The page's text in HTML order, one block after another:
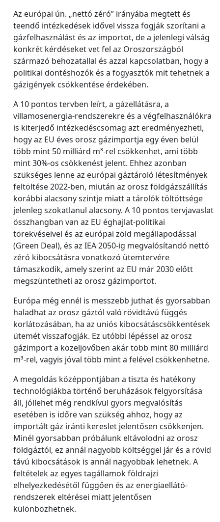
Az európai ún. „nettó zéró” irányába megtett és
teendő intézkedések idővel vissza fogják szorítani a
gázfelhasználást és az importot, de a jelenlegi válság
konkrét kérdéseket vet fel az Oroszországból
származó behozatallal és azzal kapcsolatban, hogy a
politikai döntéshozók és a fogyasztók mit tehetnek a
gázigények csökkentése érdekében.
A 10 pontos tervben leírt, a gázellátásra, a
villamosenergia-rendszerekre és a végfelhasználókra
is kiterjedő intézkedéscsomag azt eredményezheti,
hogy az EU éves orosz gázimportja egy éven belül
több mint 50 milliárd m³-rel csökkenhet, ami több
mint 30%-os csökkenést jelent. Ehhez azonban
szükséges lenne az európai gáztároló létesítmények
feltöltése 2022-ben, miután az orosz földgázszállítás
korábbi alacsony szintje miatt a tárolók töltöttsége
jelenleg szokatlanul alacsony. A 10 pontos tervjavaslat
összhangban van az EU éghajlat-politikai
törekvéseivel és az európai zöld megállapodással
(Green Deal), és az IEA 2050-ig megvalósítandó nettó
zéró kibocsátásra vonatkozó ütemtervére
támaszkodik, amely szerint az EU már 2030 előtt
megszüntetheti az orosz gázimportot.
Európa még ennél is messzebb juthat és gyorsabban
haladhat az orosz gáztól való rövidtávú függés
korlátozásában, ha az uniós kibocsátáscsökkentések
ütemét visszafogják. Ez utóbbi lépéssel az orosz
gázimport a közeljövőben akár több mint 80 milliárd
m³-rel, vagyis jóval több mint a felével csökkenhetne.
A megoldás középpontjában a tiszta és hatékony
technológiákba történő beruházások felgyorsítása
áll, jóllehet még rendkívül gyors megvalósítás
esetében is időre van szükség ahhoz, hogy az
importált gáz iránti kereslet jelentősen csökkenjen.
Minél gyorsabban próbálunk eltávolodni az orosz
földgáztól, ez annál nagyobb költséggel jár és a rövid
távú kibocsátások is annál nagyobbak lehetnek. A
feltételek az egyes tagállamok földrajzi
elhelyezkedésétől függően és az energiaellátó-
rendszerek eltérései miatt jelentősen
különbözhetnek.